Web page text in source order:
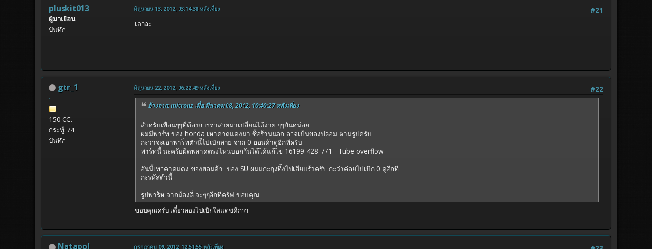
pluskit013
ผู้มาเยือน
บันทึก
#21
มิถุนายน 13, 2012, 03:14:38 หลังเที่ยง
เอาละ
gtr_1
150 CC.
กระทู้: 74
บันทึก
#22
มิถุนายน 22, 2012, 06:22:49 หลังเที่ยง
อ้างจาก: micronz เมื่อ มีนาคม 08, 2012, 10:40:27 หลังเที่ยง
สำหรับเพื่อนๆๆที่ต้องการหาสายมาเปลี่ยนได้ง่าย ๆๆกันหน่อย
ผมมีพาร์ท ของ honda เทาคาดแดงมา ซื้อร้านนอก อาจเป้นของปลอม ตามรูปครับ
กะว่าจะเอาพาร็ทตัวนี้ไปเบิกสาย จาก 0 ฮอนด้าดูอีกทีครับ
พาร์ทนี้ นะครับผิดพลาดตรงไหนบอกกันได้ได้แก้ไข 16199-428-771 Tube overflow
อันนี้เทาคาดแดง ของฮอนด้า ของ SU ผมแกะถุงทิ้งไปเสียแร้วครับ กะว่าค่อยไปเบิก 0 ดูอีกที
กะรหัสตัวนี้
รูปพาร็ท จากน้องลี่ จะๆๆอีกทีครัฟ ขอบคุณ
ขอบคุณครับ เดี๋ยวลองไปเบิกใสแดชดีกว่า
Natapol กรกฎาคม 09, 2012, 12:51:55 หลังเที่ยง